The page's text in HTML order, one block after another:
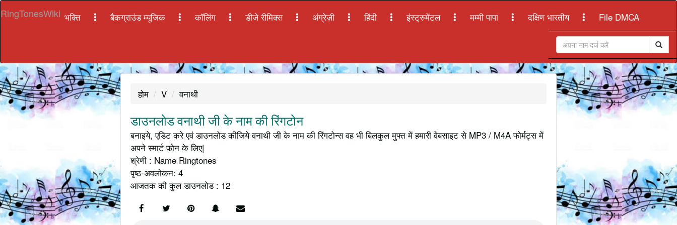
RingTonesWiki भक्ति बैकग्राउंड म्यूजिक कॉलिंग डीजे रीमिक्स अंग्रेज़ी हिंदी इंस्ट्रुमेंटल मम्मी पापा दक्षिण भारतीय File DMCA
होम V वनाथी
डाउनलोड वनाथी जी के नाम की रिंगटोन
बनाइये, एडिट करे एवं डाउनलोड कीजिये वनाथी जी के नाम की रिंगटोन्स वह भी बिलकुल मुफ्त में हमारी वेबसाइट से MP3 / M4A फोर्मट्स में
अपने स्मार्ट फ़ोन के लिए|
श्रेणी : Name Ringtones
पृष्ठ-अवलोकन: 4
आजतक की कुल डाउनलोड : 12